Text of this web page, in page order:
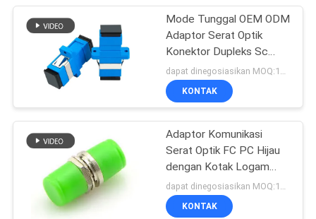
Mode Tunggal OEM ODM
Adaptor Serat Optik
Konektor Dupleks Sc
Cepat Cepat
KONTAK
Adaptor Komunikasi
Serat Optik FC PC Hijau
dengan Kotak Logam
Penutup
KONTAK